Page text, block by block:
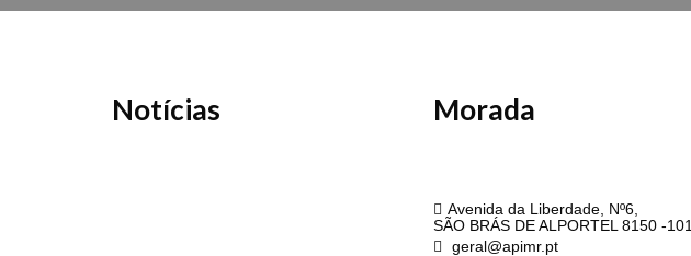
Notícias Morada
Avenida da Liberdade, Nº6,
SÃO BRÁS DE ALPORTEL 8150 -101
geral@apimr.pt